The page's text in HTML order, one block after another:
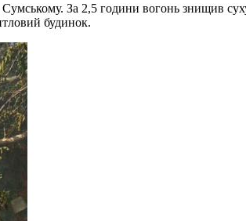
За 2,5 години вогонь знищив
будинок.